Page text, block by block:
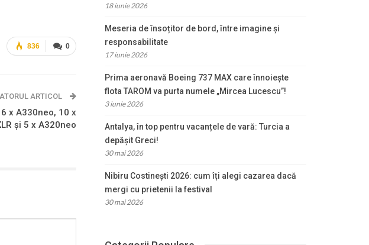
0
836
ARTICOL
x A330neo, 10 x
și 5 x A320neo
18 iunie 2026
Meseria de însoțitor de bord, între imagine și
responsabilitate
17 iunie 2026
Prima aeronavă Boeing 737 MAX care înnoiește
flota TAROM va purta numele „Mircea Lucescu”!
3 iunie 2026
Antalya, în top pentru vacanțele de vară: Turcia a
depășit Greci!
30 mai 2026
Nibiru Costinești 2026: cum îți alegi cazarea dacă
mergi cu prietenii la festival
30 mai 2026